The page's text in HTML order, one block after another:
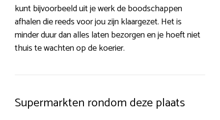
kunt bijvoorbeeld uit je werk de boodschappen
afhalen die reeds voor jou zijn klaargezet. Het is
minder duur dan alles laten bezorgen en je hoeft niet
thuis te wachten op de koerier.
Supermarkten rondom deze plaats